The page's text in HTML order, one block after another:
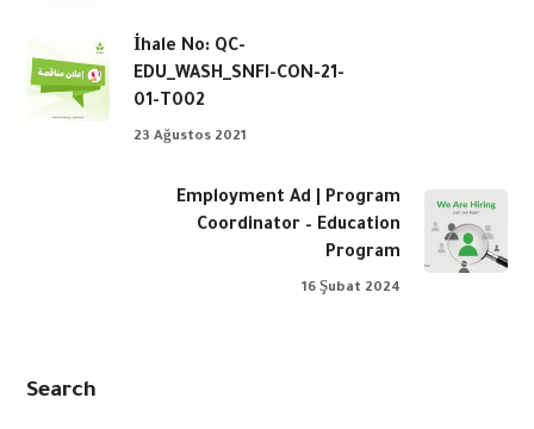
İhale No: QC-
EDU_WASH_SNFI-CON-21-
01-T002
23 Ağustos 2021
Employment Ad | Program
Coordinator – Education
Program
16 Şubat 2024
Search